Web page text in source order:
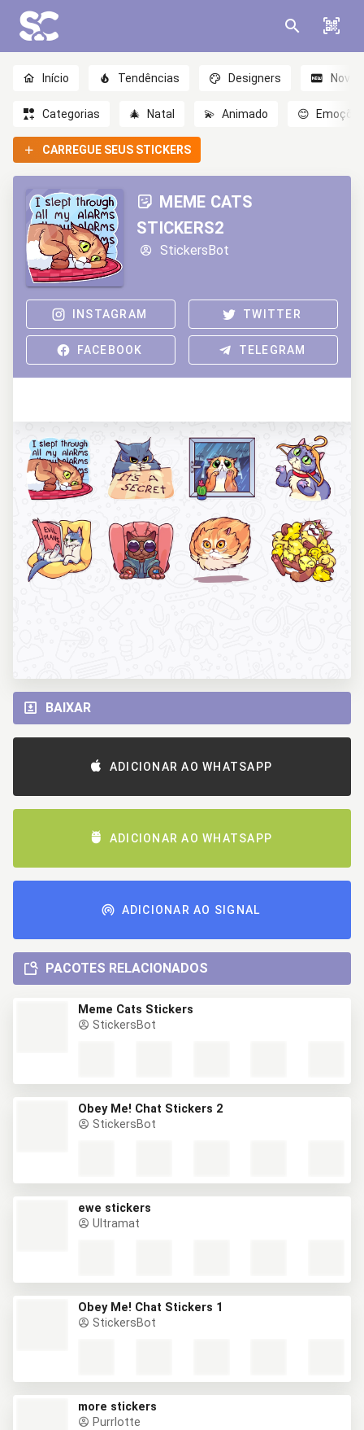
Início Tendências Designers Novo
Categorias 🎄 Natal 💫 Animado 😊
CARREGUE SEUS STICKERS
MEME CATS
STICKERS2
StickersBot
INSTAGRAM TWITTER
FACEBOOK TELEGRAM
BAIXAR
ADICIONAR AO WHATSAPP
ADICIONAR AO WHATSAPP
ADICIONAR AO SIGNAL
PACOTES RELACIONADOS
Meme Cats Stickers
StickersBot
Obey Me! Chat Stickers 2
StickersBot
ewe stickers
Ultramat
Obey Me! Chat Stickers 1
StickersBot
more stickers
Purrlotte